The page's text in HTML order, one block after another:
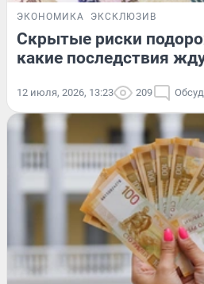
ЭКОНОМИКА ЭКСКЛЮЗИВ
Скрытые риски
какие последствия
12 июля, 2026, 13:23 209